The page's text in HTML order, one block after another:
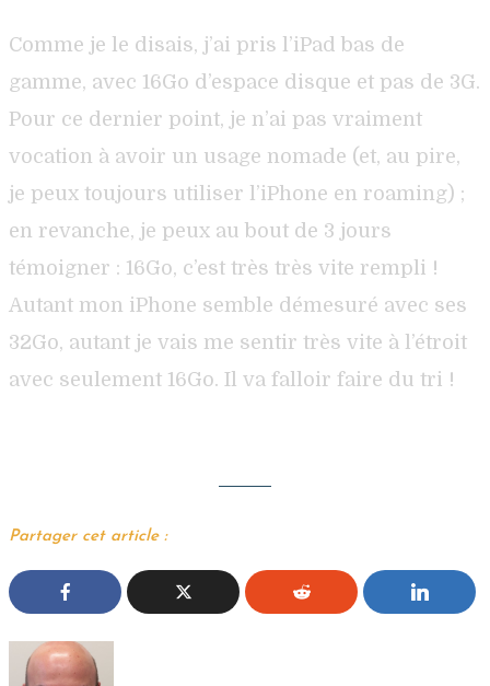
Comme je le disais, j’ai pris l’iPad bas de
gamme, avec 16Go d’espace disque et pas de 3G.
Pour ce dernier point, je n’ai pas vraiment
vocation à avoir un usage nomade (et, au pire,
je peux toujours utiliser l’iPhone en roaming) ;
en revanche, je peux au bout de 3 jours
témoigner : 16Go, c’est très très vite rempli !
Autant mon iPhone semble démesuré avec ses
32Go, autant je vais me sentir très vite à l’étroit
avec seulement 16Go. Il va falloir faire du tri !
Partager cet article :